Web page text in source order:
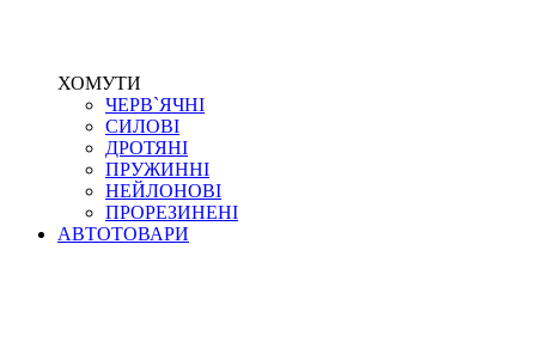
ХОМУТИ
ЧЕРВ`ЯЧНІ
СИЛОВІ
ДРОТЯНІ
ПРУЖИННІ
НЕЙЛОНОВІ
ПРОРЕЗИНЕНІ
АВТОТОВАРИ